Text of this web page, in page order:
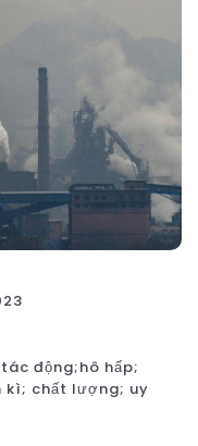
động;hô hấp;
kì; chất lượng; uy